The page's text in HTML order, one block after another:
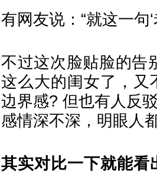
有网友说：“就这一句
不过这次脸贴脸的告
这么大的闺女了，又
边界感? 但也有人反
感情深不深，明眼人
其实对比一下就能看